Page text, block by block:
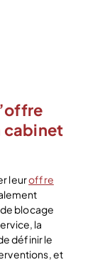
cabinet
leuroffre
blocage
la
définir le
et